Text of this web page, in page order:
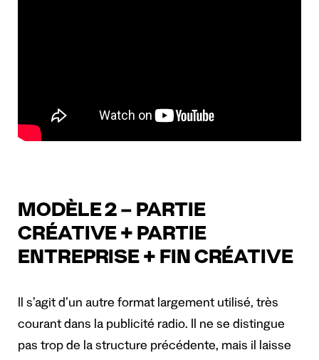
MODÈLE 2 – PARTIE
CRÉATIVE + PARTIE
ENTREPRISE + FIN CRÉATIVE
Il s’agit d’un autre format largement utilisé, très
courant dans la publicité radio. Il ne se distingue
pas trop de la structure précédente, mais il laisse